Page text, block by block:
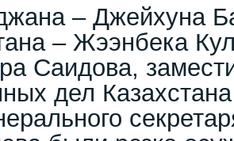
– Джейхуна
– Жээнбека
Саидова,
дел